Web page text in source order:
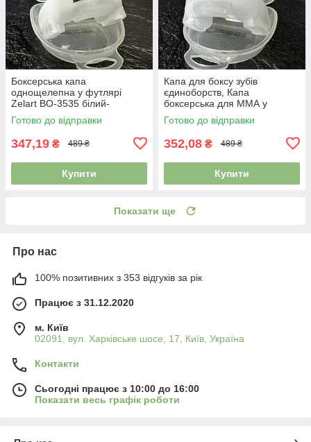
Боксерська капа
однощелепна у футлярі
Zelart BO-3535 білий-
прозорий
Готово до відправки
347,19 ₴ 489 ₴
Купити
Капа для боксу зубів
єдиноборств, Капа
боксерська для ММА у
футлярі Zelart BO-3535
білий-прозорий
Готово до відправки
352,08 ₴ 489 ₴
Купити
Показати ще
Про нас
100% позитивних з 353 відгуків за рік
Працює з 31.12.2020
м. Київ
02091, вул. Харківське шосе, 17, Київ, Україна
Контакти
Сьогодні працює з 10:00 до 16:00
Показати весь графік роботи